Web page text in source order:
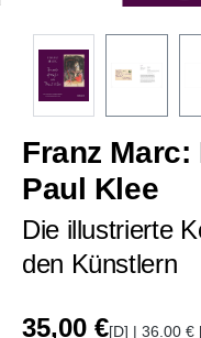
Franz
Paul Klee
Die illustrierte
den Künstlern
35,00 €[D] | 36.00 €